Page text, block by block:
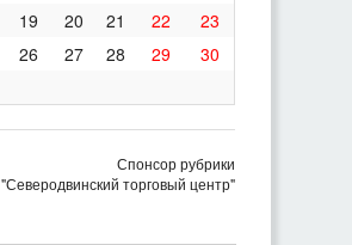
19 20 21 22
23
26 27 28 29
30
Спонсор рубрики
"Северодвинский торговый центр"